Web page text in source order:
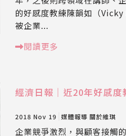
的好感度教練陳韻如（
被企業...
閱讀更多
經濟日報｜近20年好感
2018 Nov 19 媒體報導 關於維琪
企業競爭激烈，與顧客接觸